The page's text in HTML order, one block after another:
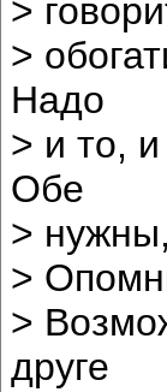
>
>
Надо
> и то,
Обе
>
>
>
друге